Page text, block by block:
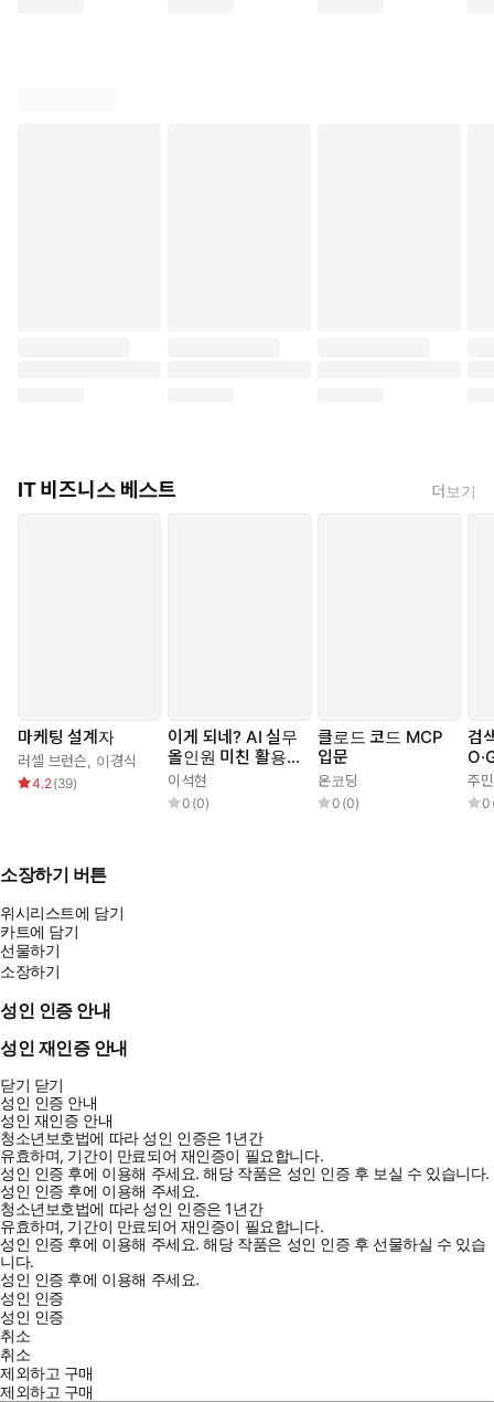
IT 비즈니스 베스트 더보기
마케팅 설계자
러셀 브런슨, 이경식
4.2(39)
이게 되네? AI 실무
올인원 미친 활용법
71제
이석현
0 (0)
클로드 코드 MCP
입문
온코딩
0 (0)
검
주
0
소장하기 버튼
위시리스트에 담기
카트에 담기
선물하기
소장하기
성인 인증 안내
성인 재인증 안내
닫기 닫기
성인 인증 안내
성인 재인증 안내
청소년보호법에 따라 성인 인증은 1년간
유효하며, 기간이 만료되어 재인증이 필요합니다.
성인 인증 후에 이용해 주세요.해당 작품은 성인 인증 후 보실 수 있습니다.
성인 인증 후에 이용해 주세요.
청소년보호법에 따라 성인 인증은 1년간
유효하며, 기간이 만료되어 재인증이 필요합니다.
성인 인증 후에 이용해 주세요.해당 작품은 성인 인증 후 선물하실 수 있습
니다.
성인 인증 후에 이용해 주세요.
성인 인증
성인 인증
취소
취소
제외하고 구매
제외하고 구매